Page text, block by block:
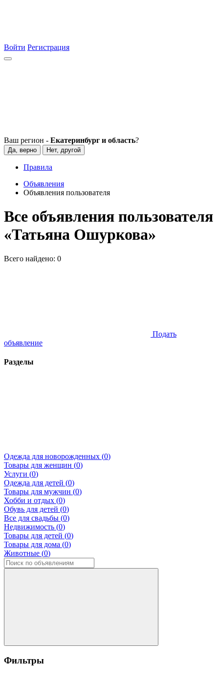
Войти Регистрация
Ваш регион - Екатеринбург и область?
Да, верно Нет, другой
Правила
Объявления
Объявления пользователя
Все объявления пользователя
«Татьяна Ошуркова»
Всего найдено: 0
Подать
объявление
Разделы
Одежда для новорожденных (0)
Товары для женщин (0)
Услуги (0)
Одежда для детей (0)
Товары для мужчин (0)
Хобби и отдых (0)
Обувь для детей (0)
Все для свадьбы (0)
Недвижимость (0)
Товары для детей (0)
Товары для дома (0)
Животные (0)
Фильтры